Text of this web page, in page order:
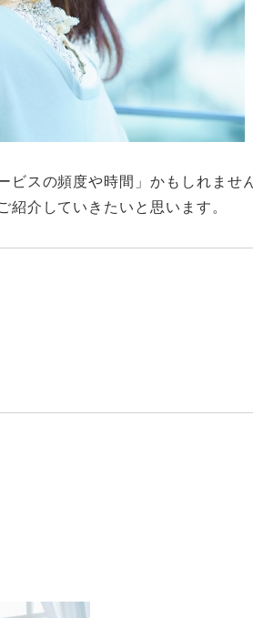
スの頻度や時間」かもしれませ
介していきたいと思います。